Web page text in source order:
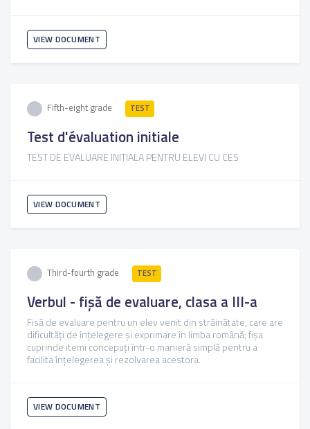
VIEW DOCUMENT
Fifth-eight grade TEST
Test d'évaluation initiale
TEST DE EVALUARE INITIALA PENTRU ELEVI CU CES
VIEW DOCUMENT
Third-fourth grade TEST
Verbul - fișă de evaluare, clasa a III-a
Fisă de evaluare pentru un elev venit din străinătate, care are
dificultăți de înțelegere și exprimare în limba română; fișa
cuprinde itemi concepuți într-o manieră simplă pentru a
facilita înțelegerea și rezolvarea acestora.
VIEW DOCUMENT